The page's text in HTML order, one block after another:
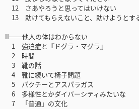
12 さあやろうと思ってはいけない
13 助けてもらえないこと、助けようとす
II──他人の体はわからない
1 強迫症と『ドグラ・マグラ』
2 時間
3 靴の話
4 靴に続いて椅子問題
5 パクチーとアスパラガス
6 多様性とかダイバーシティみたいな
7 「普通」の文化